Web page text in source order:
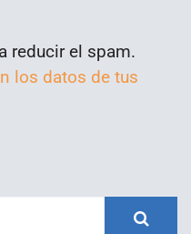
reducir el spam.
los datos de tus